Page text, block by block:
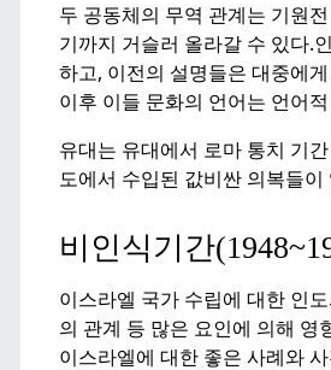
두 공동체의 무역 관계는 기원
기까지 거슬러 올라갈 수 있다.
하고, 이전의 설명들은 대중에
이후 이들 문화의 언어는 언어
유대는 유대에서 로마 통치 기
도에서 수입된 값비싼 의복들
비인식기간
이스라엘 국가 수립에 대한 인
의 관계 등 많은 요인에 의해 영
이스라엘에 대한 좋은 사례와